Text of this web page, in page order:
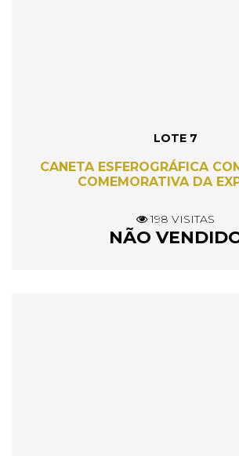
LOTE 7
CANETA ESFEROGRÁFICA
COMEMORATIVA DA
198 VISITAS
NÃO